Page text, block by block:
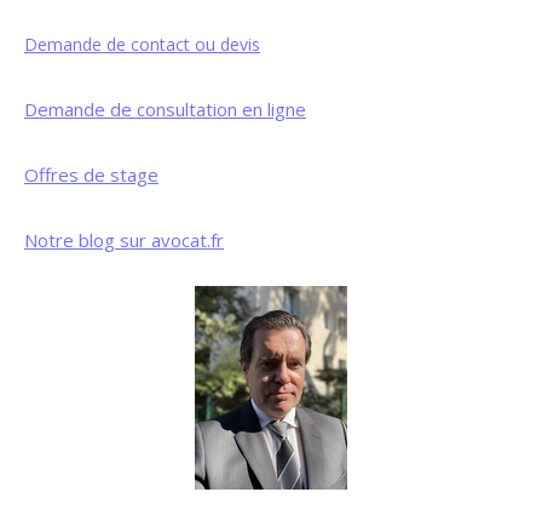
Demande de contact ou devis
Demande de consultation en ligne
Offres de stage
Notre blog sur avocat.fr